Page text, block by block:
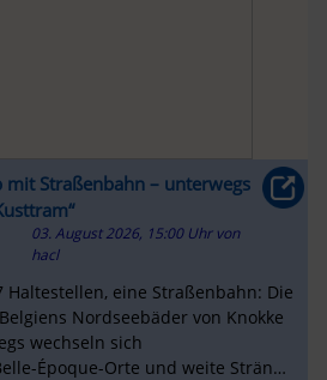
Straßenbahn – unterwegs
03. August 2026, 15:00 Uhr von
hacl
Haltestellen, eine Straßenbahn: Die
Nordseebäder von Knokke
wechseln sich
Époque-Orte und weite Strände